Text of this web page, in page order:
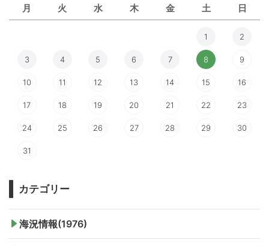
月 火 水 木 金 土 日
1 2
3 4 5 6 7 8 9
10 11 12 13 14 15 16
17 18 19 20 21 22 23
24 25 26 27 28 29 30
31
カテゴリー
海況情報(1976)